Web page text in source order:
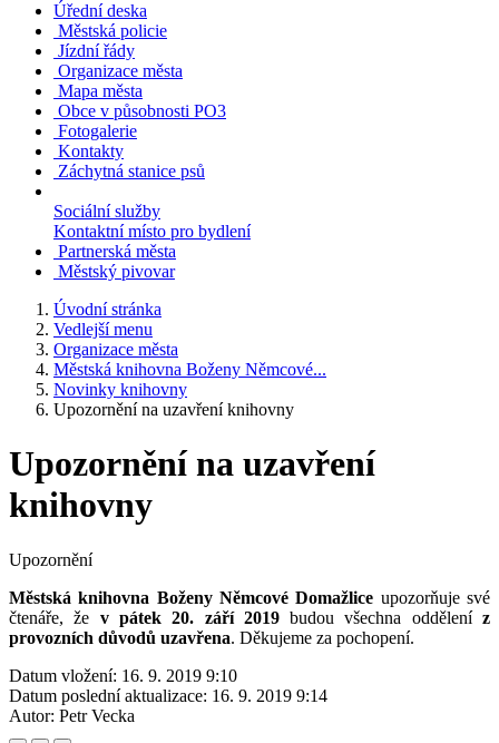
Úřední deska
Městská policie
Jízdní řády
Organizace města
Mapa města
Obce v působnosti PO3
Fotogalerie
Kontakty
Záchytná stanice psů
Sociální služby
Kontaktní místo pro bydlení
Partnerská města
Městský pivovar
Úvodní stránka
Vedlejší menu
Organizace města
Městská knihovna Boženy Němcové...
Novinky knihovny
Upozornění na uzavření knihovny
Upozornění na uzavření
knihovny
Upozornění
Městská knihovna Boženy Němcové Domažlice upozorňuje své
čtenáře, že v pátek 20. září 2019budou všechna odděleníz
provozních důvodů uzavřena. Děkujeme za pochopení.
Datum vložení: 16. 9. 2019 9:10
Datum poslední aktualizace: 16. 9. 2019 9:14
Autor: Petr Vecka